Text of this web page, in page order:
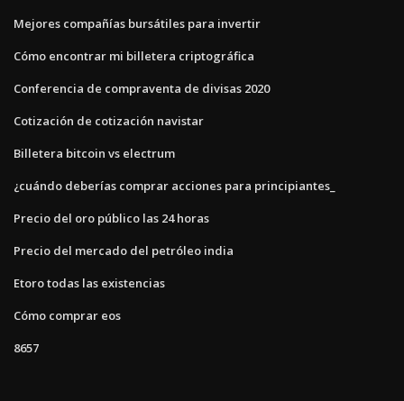
Mejores compañías bursátiles para invertir
Cómo encontrar mi billetera criptográfica
Conferencia de compraventa de divisas 2020
Cotización de cotización navistar
Billetera bitcoin vs electrum
¿cuándo deberías comprar acciones para principiantes_
Precio del oro público las 24 horas
Precio del mercado del petróleo india
Etoro todas las existencias
Cómo comprar eos
8657